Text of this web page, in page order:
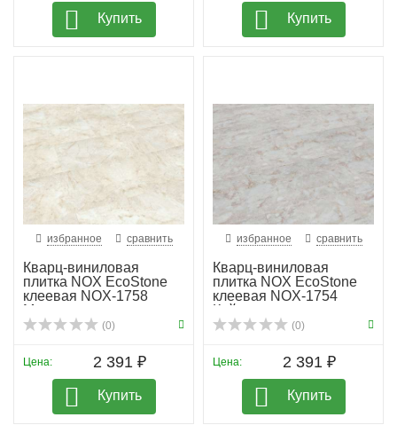
Купить Купить
избранное сравнить
Кварц-виниловая
плитка NOX EcoStone
клеевая NOX-1758
Мак-...
(0)
Цена: 2 391 ₽
Купить
избранное сравнить
Кварц-виниловая
плитка NOX EcoStone
клеевая NOX-1754
Кайлас
(0)
Цена: 2 391 ₽
Купить